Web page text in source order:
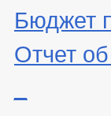
Бюджет
Отчет